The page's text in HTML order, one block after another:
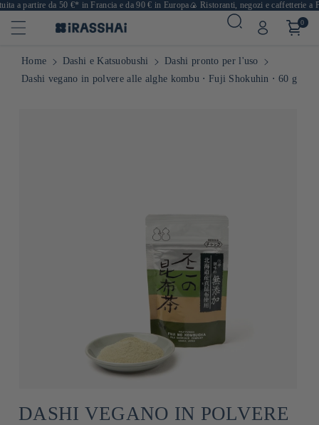
a partire da 50 €* in Francia e da 90 € in Europa🍙 Ristoranti, negozi e caffetterie a
0
Home Dashi e Katsuobushi
Dashi pronto per l'uso
Dashi vegano in polvere alle alghe kombu ⋅ Fuji Shokuhin ⋅ 60 g
DASHI VEGANO IN POLVERE